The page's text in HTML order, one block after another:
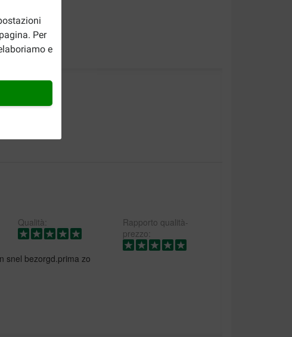
Per
e
Qualità:
Rapporto qualità-
prezzo:
snel bezorgd.prima zo